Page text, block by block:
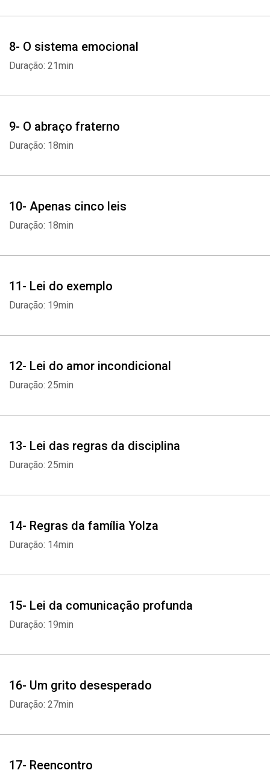
8- O sistema emocional
Duração: 21min
9- O abraço fraterno
Duração: 18min
10- Apenas cinco leis
Duração: 18min
11- Lei do exemplo
Duração: 19min
12- Lei do amor incondicional
Duração: 25min
13- Lei das regras da disciplina
Duração: 25min
14- Regras da família Yolza
Duração: 14min
15- Lei da comunicação profunda
Duração: 19min
16- Um grito desesperado
Duração: 27min
17- Reencontro
Whatsapp Facebook Twitter E-mail